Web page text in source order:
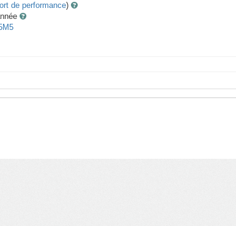
de performance)